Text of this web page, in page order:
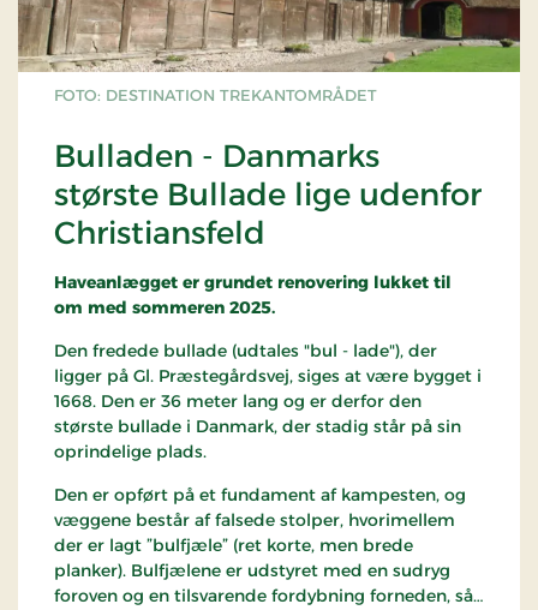
FOTO: DESTINATION TREKANTOMRÅDET
Bulladen - Danmarks
største Bullade lige udenfor
Christiansfeld
Haveanlægget er grundet renovering lukket til
om med sommeren 2025.
Den fredede bullade (udtales "bul - lade"), der
ligger på Gl. Præstegårdsvej, siges at være bygget i
1668. Den er 36 meter lang og er derfor den
største bullade i Danmark, der stadig står på sin
oprindelige plads.
Den er opført på et fundament af kampesten, og
væggene består af falsede stolper, hvorimellem
der er lagt ”bulfjæle” (ret korte, men brede
planker). Bulfjælene er udstyret med en sudryg
foroven og en tilsvarende fordybning forneden, så